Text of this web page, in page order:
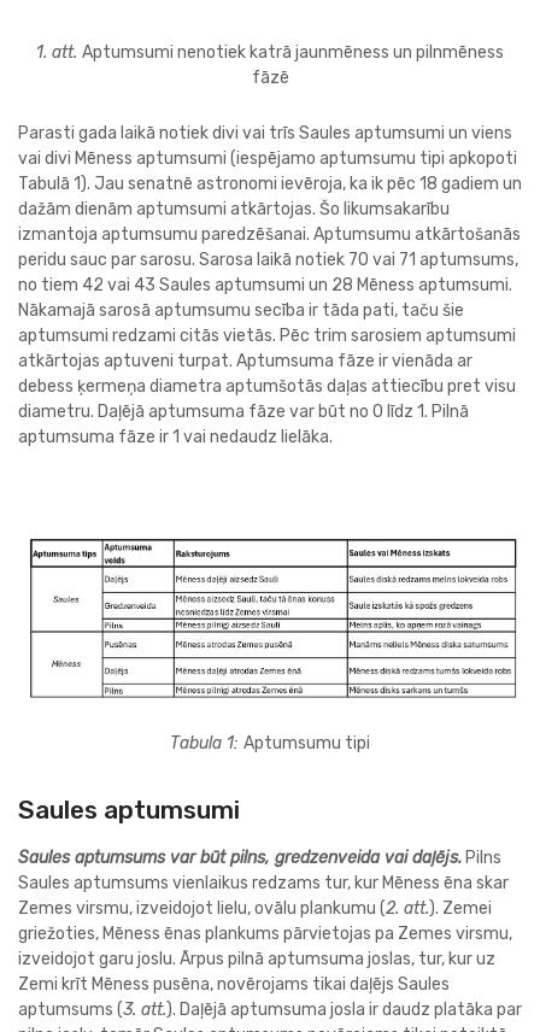
1. att. Aptumsumi nenotiek katrā jaunmēness un pilnmēness
fāzē
Parasti gada laikā notiek divi vai trīs Saules aptumsumi un viens
vai divi Mēness aptumsumi (iespējamo aptumsumu tipi apkopoti
Tabulā 1). Jau senatnē astronomi ievēroja, ka ik pēc 18 gadiem un
dažām dienām aptumsumi atkārtojas. Šo likumsakarību
izmantoja aptumsumu paredzēšanai. Aptumsumu atkārtošanās
peridu sauc par sarosu. Sarosa laikā notiek 70 vai 71 aptumsums,
no tiem 42 vai 43 Saules aptumsumi un 28 Mēness aptumsumi.
Nākamajā sarosā aptumsumu secība ir tāda pati, taču šie
aptumsumi redzami citās vietās. Pēc trim sarosiem aptumsumi
atkārtojas aptuveni turpat. Aptumsuma fāze ir vienāda ar
debess ķermeņa diametra aptumšotās daļas attiecību pret visu
diametru. Daļējā aptumsuma fāze var būt no 0 līdz 1. Pilnā
aptumsuma fāze ir 1 vai nedaudz lielāka.
Tabula 1: Aptumsumu tipi
Saules aptumsumi
Saules aptumsums var būt pilns, gredzenveida vai daļējs. Pilns
Saules aptumsums vienlaikus redzams tur, kur Mēness ēna skar
Zemes virsmu, izveidojot lielu, ovālu plankumu (2. att.). Zemei
griežoties, Mēness ēnas plankums pārvietojas pa Zemes virsmu,
izveidojot garu joslu. Ārpus pilnā aptumsuma joslas, tur, kur uz
Zemi krīt Mēness pusēna, novērojams tikai daļējs Saules
aptumsums (3. att.). Daļējā aptumsuma josla ir daudz platāka par